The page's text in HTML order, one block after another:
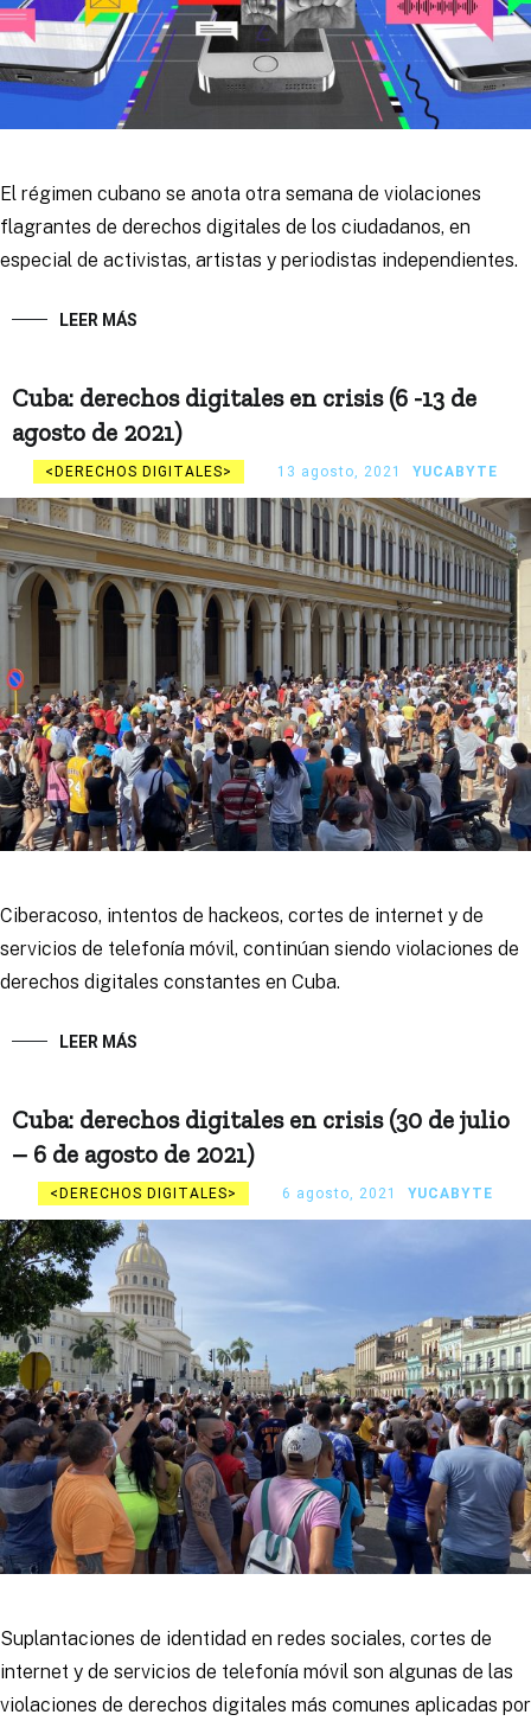
El régimen cubano se anota otra semana de violaciones
flagrantes de derechos digitales de los ciudadanos, en
especial de activistas, artistas y periodistas independientes.
LEER MÁS
Cuba: derechos digitales en crisis (6 -13 de
agosto de 2021)
DERECHOS DIGITALES 13 agosto, 2021 YUCABYTE
Ciberacoso, intentos de hackeos, cortes de internet y de
servicios de telefonía móvil, continúan siendo violaciones de
derechos digitales constantes en Cuba.
LEER MÁS
Cuba: derechos digitales en crisis (30 de julio
– 6 de agosto de 2021)
DERECHOS DIGITALES 6 agosto, 2021 YUCABYTE
Suplantaciones de identidad en redes sociales, cortes de
internet y de servicios de telefonía móvil son algunas de las
violaciones de derechos digitales más comunes aplicadas por